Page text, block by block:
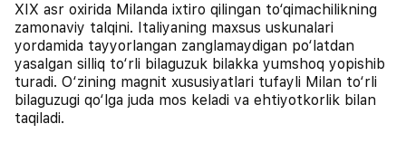
XIX asr oxirida Milanda ixtiro qilingan to‘qimachilikning
zamonaviy talqini. Italiyaning maxsus uskunalari
yordamida tayyorlangan zanglamaydigan po‘latdan
yasalgan silliq to‘rli bilaguzuk bilakka yumshoq yopishib
turadi. O‘zining magnit xususiyatlari tufayli Milan to‘rli
bilaguzugi qo‘lga juda mos keladi va ehtiyotkorlik bilan
taqiladi.